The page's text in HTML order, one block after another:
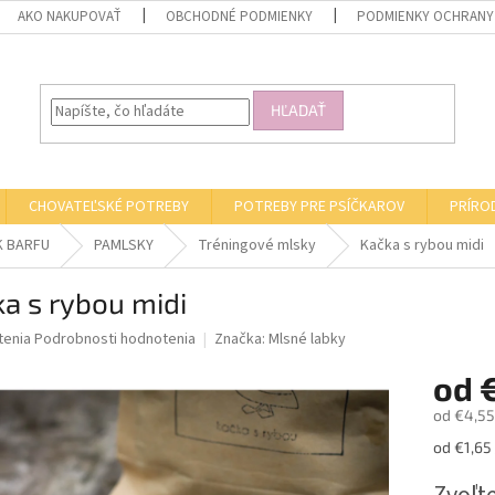
AKO NAKUPOVAŤ OBCHODNÉ PODMIENKY PODMIENKY OCHRANY
HĽADAŤ
CHOVATEĽSKÉ POTREBY POTREBY PRE PSÍČKAROV
BARFU PAMLSKY Tréningové mlsky Kačka s rybou midi
s rybou midi
Podrobnosti hodnotenia Značka: Mlsné labky
od
od €4,55
od